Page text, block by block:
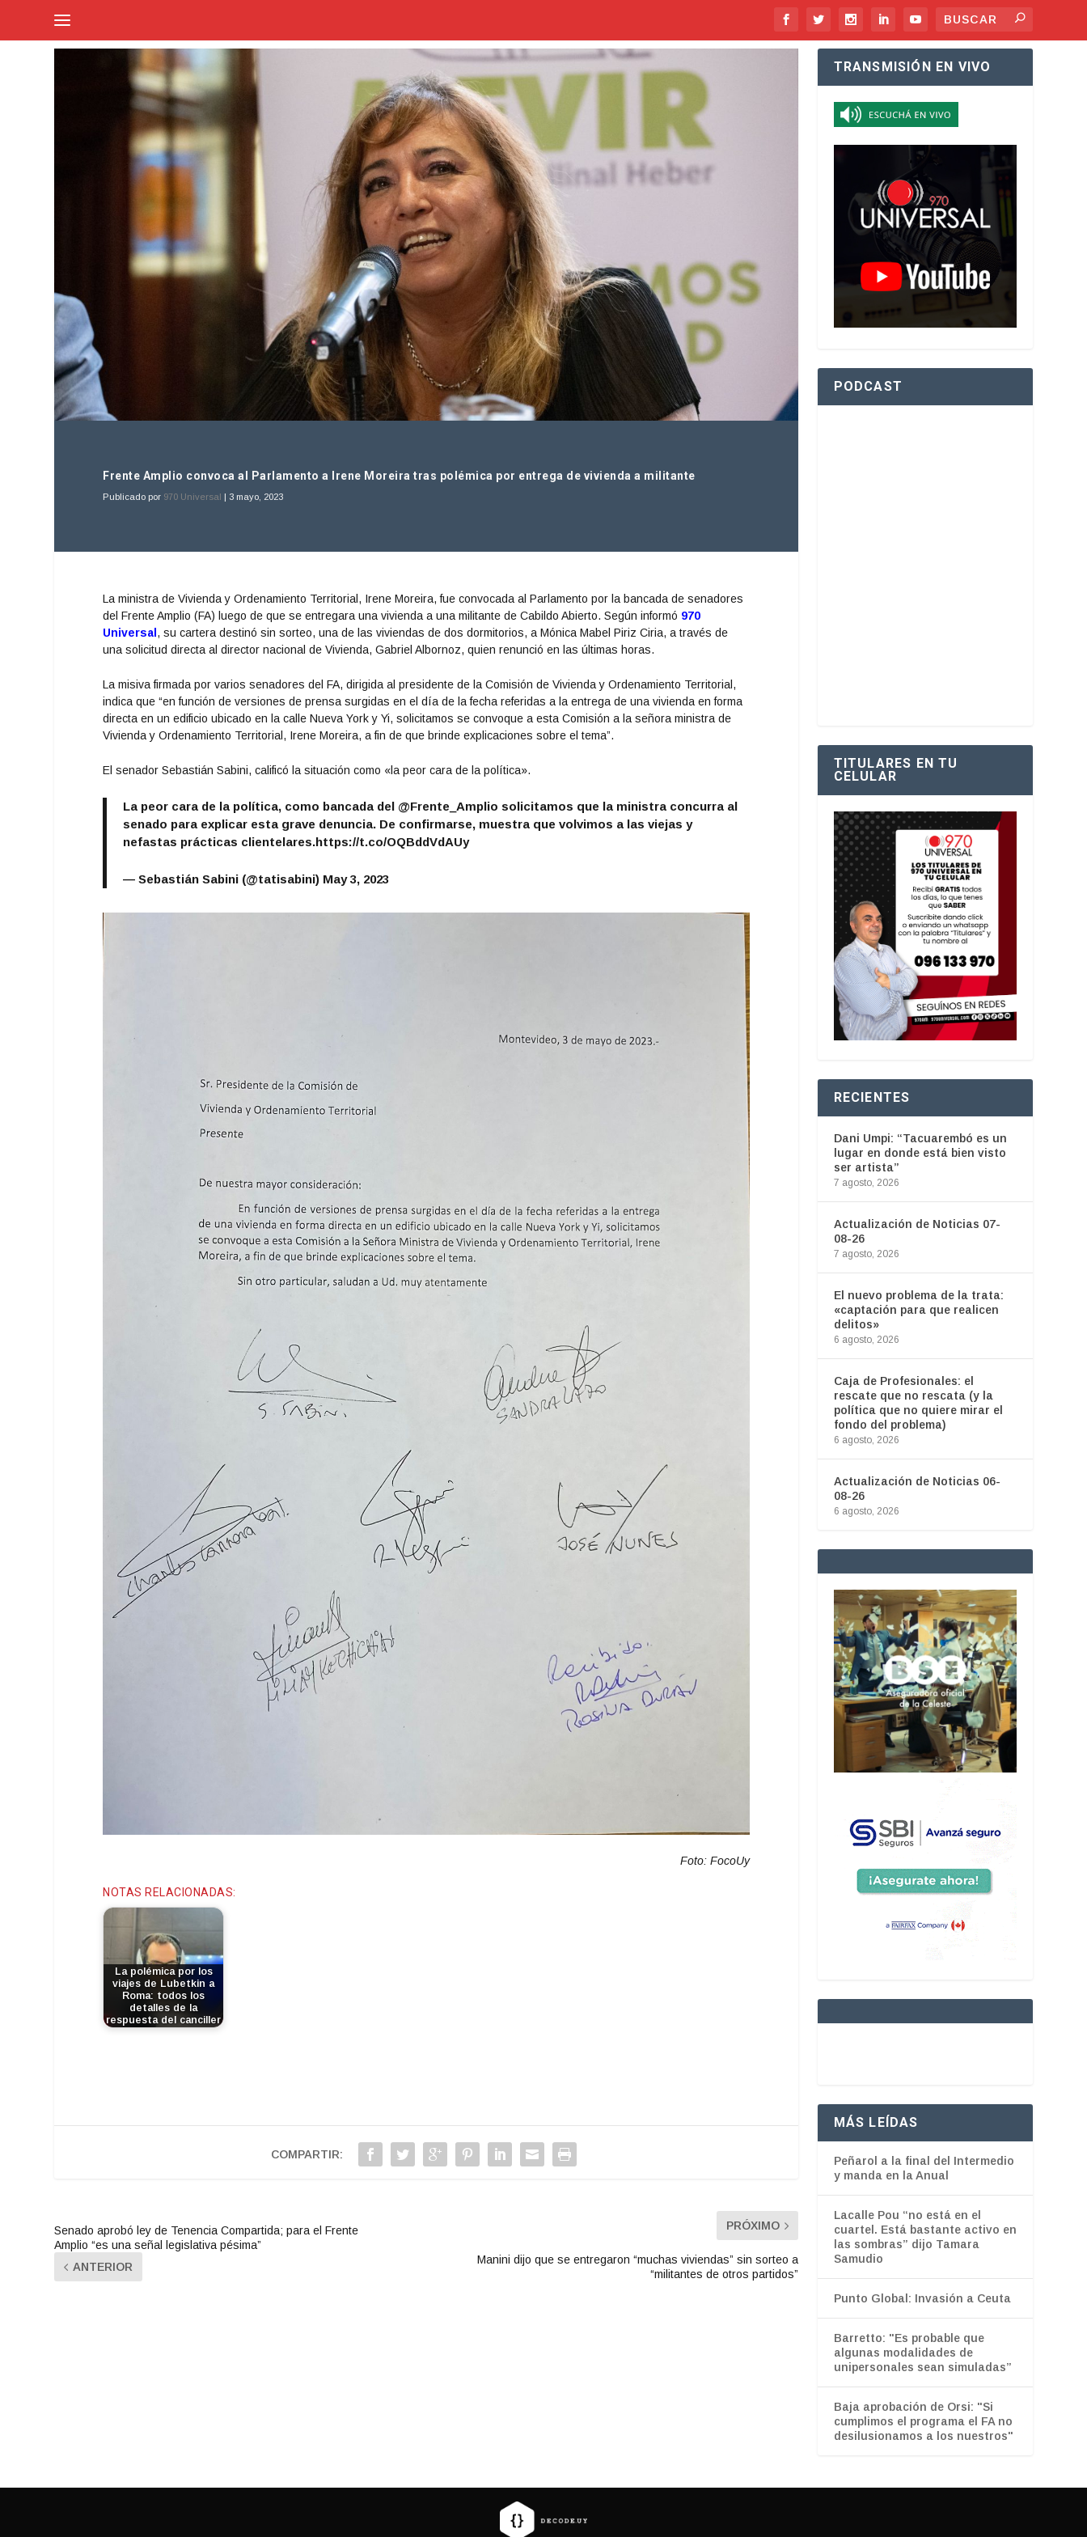
Frente Amplio convoca al Parlamento a Irene Moreira tras polémica por entrega de vivienda a militante
Publicado por 970 Universal | 3 mayo, 2023
La ministra de Vivienda y Ordenamiento Territorial, Irene Moreira, fue convocada al Parlamento por la bancada de senadores
del Frente Amplio (FA) luego de que se entregara una vivienda a una militante de Cabildo Abierto. Según informó 970
Universal , su cartera destinó sin sorteo, una de las viviendas de dos dormitorios, a Mónica Mabel Piriz Ciria, a través de
una solicitud directa al director nacional de Vivienda, Gabriel Albornoz, quien renunció en las últimas horas.
La misiva firmada por varios senadores del FA, dirigida al presidente de la Comisión de Vivienda y Ordenamiento Territorial,
indica que “en función de versiones de prensa surgidas en el día de la fecha referidas a la entrega de una vivienda en forma
directa en un edificio ubicado en la calle Nueva York y Yi, solicitamos se convoque a esta Comisión a la señora ministra de
Vivienda y Ordenamiento Territorial, Irene Moreira, a fin de que brinde explicaciones sobre el tema”.
El senador Sebastián Sabini, calificó la situación como «la peor cara de la política».
La peor cara de la política, como bancada del @Frente_Amplio solicitamos que la ministra concurra al
senado para explicar esta grave denuncia. De confirmarse, muestra que volvimos a las viejas y
nefastas prácticas clientelares.https://t.co/OQBddVdAUy
— Sebastián Sabini (@tatisabini) May 3, 2023
Foto: FocoUy
NOTAS RELACIONADAS:
La polémica por los
viajes de Lubetkin a
Roma: todos los
detalles de la
respuesta del canciller
COMPARTIR:
Senado aprobó ley de Tenencia Compartida; para el Frente
Amplio “es una señal legislativa pésima”
ANTERIOR
PRÓXIMO
Manini dijo que se entregaron “muchas viviendas” sin sorteo a
“militantes de otros partidos”
TRANSMISIÓN EN VIVO
PODCAST
TITULARES EN TU
CELULAR
RECIENTES
Dani Umpi: “Tacuarembó es un
lugar en donde está bien visto
ser artista”
7 agosto, 2026
Actualización de Noticias 07-
08-26
7 agosto, 2026
El nuevo problema de la trata:
«captación para que realicen
delitos»
6 agosto, 2026
Caja de Profesionales: el
rescate que no rescata (y la
política que no quiere mirar el
fondo del problema)
6 agosto, 2026
Actualización de Noticias 06-
08-26
6 agosto, 2026
MÁS LEÍDAS
Peñarol a la final del Intermedio
y manda en la Anual
Lacalle Pou “no está en el
cuartel. Está bastante activo en
las sombras” dijo Tamara
Samudio
Punto Global: Invasión a Ceuta
Barretto: "Es probable que
algunas modalidades de
unipersonales sean simuladas”
Baja aprobación de Orsi: "Si
cumplimos el programa el FA no
desilusionamos a los nuestros"